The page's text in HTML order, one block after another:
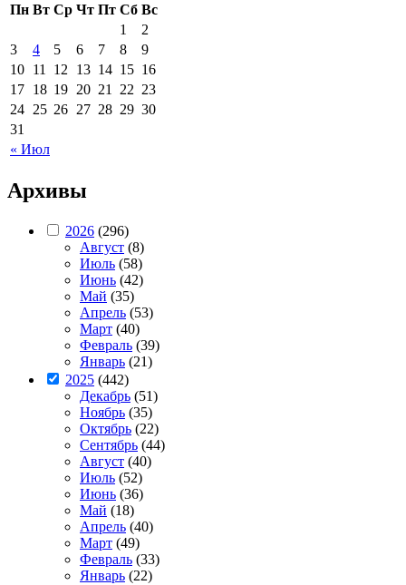
Пн Вт Ср Чт Пт Сб Вс
« Июл
1
2
3
4 5 6 7 8
9
10 11 12 13 14 15 16
17 18 19 20 21 22 23
24 25 26 27 28 29 30
31
Архивы
2026 (296)
Август (8)
Июль (58)
Июнь (42)
Май (35)
Апрель (53)
Март (40)
Февраль (39)
Январь (21)
2025 (442)
Декабрь (51)
Ноябрь (35)
Октябрь (22)
Сентябрь (44)
Август (40)
Июль (52)
Июнь (36)
Май (18)
Апрель (40)
Март (49)
Февраль (33)
Январь (22)